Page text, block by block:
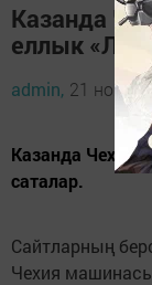
Казанда
еллык
admin, 21
Казанда
саталар.
Сайтларның
Чехия